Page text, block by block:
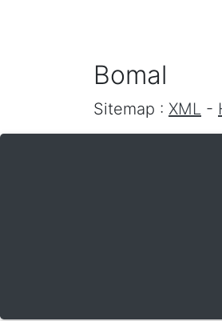
Bomal
Sitemap : XML -